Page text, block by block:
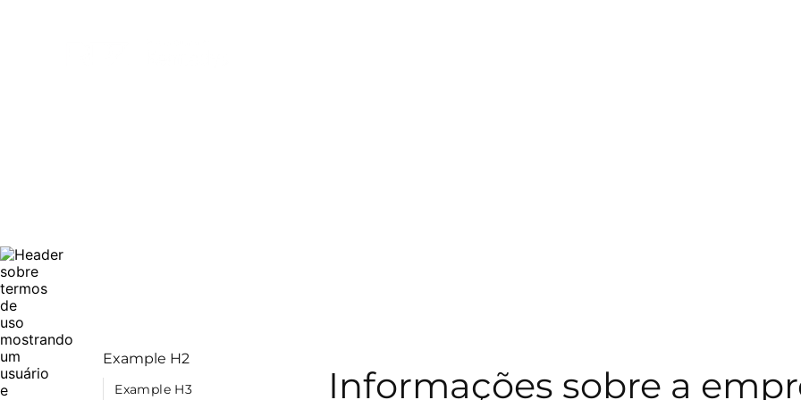
Example H2
Example H3
Informações sobre a